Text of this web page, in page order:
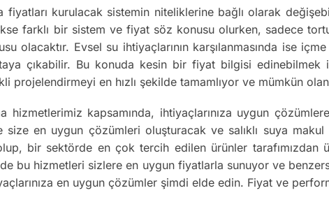
fiyatları kurulacak sistemin niteliklerine bağlı olarak
farklı bir sistem ve fiyat söz konusu olurken, sadece
olacaktır. Evsel su ihtiyaçlarının karşılanmasında ise
çıkabilir. Bu konuda kesin bir fiyat bilgisi edinebilmek
projelendirmeyi en hızlı şekilde tamamlıyor ve mümkün
hizmetlerimiz kapsamında, ihtiyaçlarınıza uygun
en uygun çözümleri oluşturacak ve salıklı suya makul
bir sektörde en çok tercih edilen ürünler tarafımızdan
bu hizmetleri sizlere en uygun fiyatlarla sunuyor ve
en uygun çözümler şimdi elde edin. Fiyat ve